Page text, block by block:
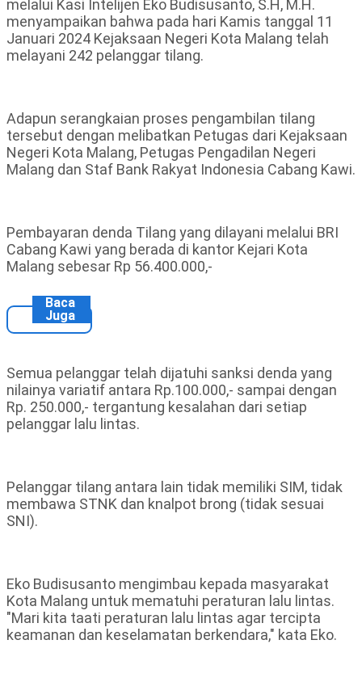
melalui Kasi Intelijen Eko Budisusanto, S.H, M.H.
menyampaikan bahwa pada hari Kamis tanggal 11
Januari 2024 Kejaksaan Negeri Kota Malang telah
melayani 242 pelanggar tilang.
Adapun serangkaian proses pengambilan tilang
tersebut dengan melibatkan Petugas dari Kejaksaan
Negeri Kota Malang, Petugas Pengadilan Negeri
Malang dan Staf Bank Rakyat Indonesia Cabang Kawi.
Pembayaran denda Tilang yang dilayani melalui BRI
Cabang Kawi yang berada di kantor Kejari Kota
Malang sebesar Rp 56.400.000,-
Baca
Juga
Semua pelanggar telah dijatuhi sanksi denda yang
nilainya variatif antara Rp.100.000,- sampai dengan
Rp. 250.000,- tergantung kesalahan dari setiap
pelanggar lalu lintas.
Pelanggar tilang antara lain tidak memiliki SIM, tidak
membawa STNK dan knalpot brong (tidak sesuai
SNI).
Eko Budisusanto mengimbau kepada masyarakat
Kota Malang untuk mematuhi peraturan lalu lintas.
"Mari kita taati peraturan lalu lintas agar tercipta
keamanan dan keselamatan berkendara," kata Eko.